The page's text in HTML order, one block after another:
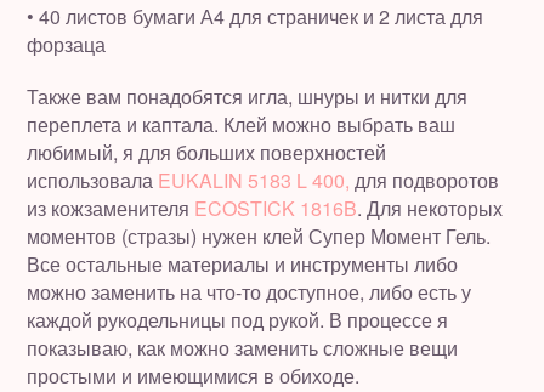
• 40 листов бумаги А4 для страничек и 2 листа для
форзаца
Также вам понадобятся игла, шнуры и нитки для
переплета и каптала. Клей можно выбрать ваш
любимый, я для больших поверхностей
использовала EUKALIN 5183 L 400, для подворотов
из кожзаменителя ECOSTICK 1816B. Для некоторых
моментов (стразы) нужен клей Супер Момент Гель.
Все остальные материалы и инструменты либо
можно заменить на что-то доступное, либо есть у
каждой рукодельницы под рукой. В процессе я
показываю, как можно заменить сложные вещи
простыми и имеющимися в обиходе.